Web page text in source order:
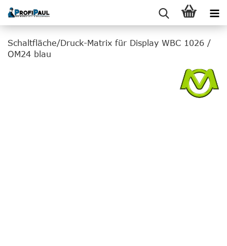
Schaltfläche/Druck-Matrix für Display WBC 1026 /
OM24 blau